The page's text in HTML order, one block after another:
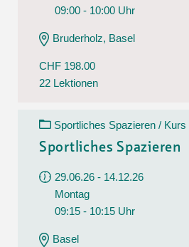
09:00 - 10:00 Uhr
Bruderholz, Basel
CHF 198.00
22 Lektionen
Sportliches Spazieren / Kurs
Sportliches Spazieren
29.06.26 - 14.12.26
Montag
09:15 - 10:15 Uhr
Basel